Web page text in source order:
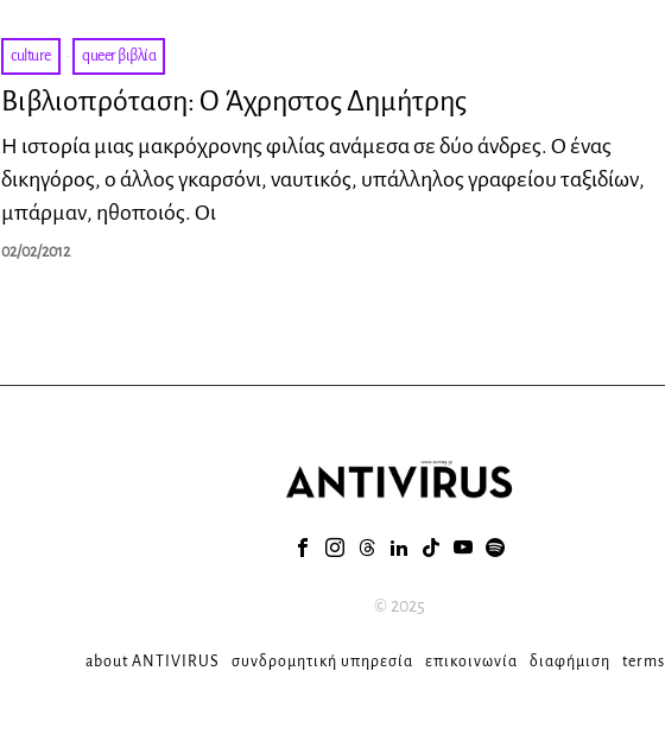
culture · queer βιβλία
Βιβλιοπρόταση: O Άχρηστος Δημήτρης
Η ιστορία μιας μακρόχρονης φιλίας ανάμεσα σε δύο άνδρες. Ο ένας
δικηγόρος, ο άλλος γκαρσόνι, ναυτικός, υπάλληλος γραφείου ταξιδίων,
μπάρμαν, ηθοποιός. Οι
02/02/2012
© 2025
about ANTIVIRUS συνδρομητική υπηρεσία επικοινωνία διαφήμιση